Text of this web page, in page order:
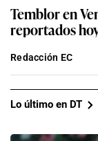
Temblor en
reportados
Redacción EC
Lo último en DT